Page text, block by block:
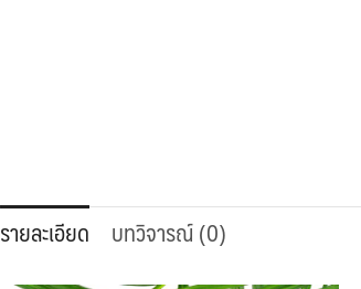
รายละเอียด บทวิจารณ์ (0)